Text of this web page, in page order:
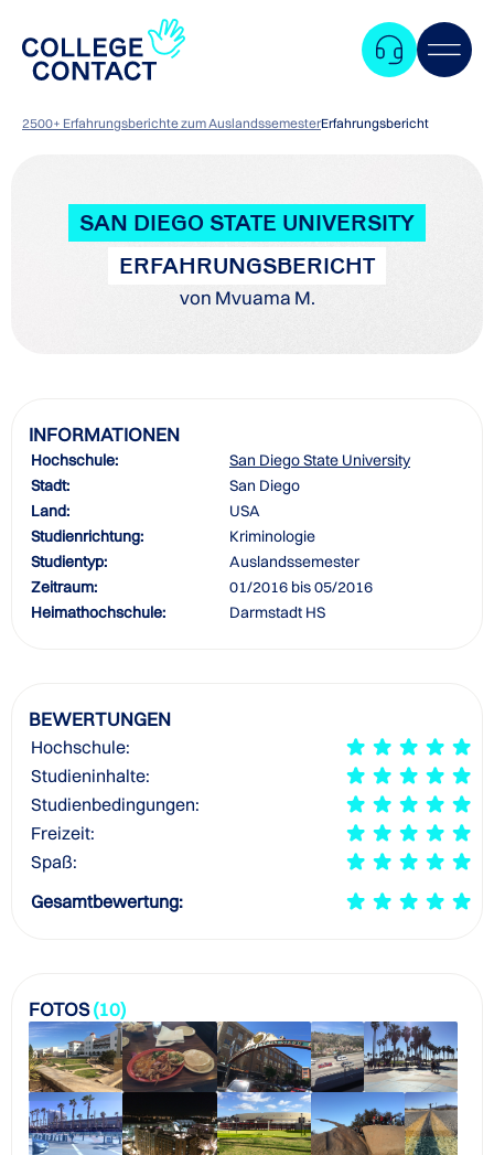
2500+ Erfahrungsberichte zum AuslandssemesterErfahrungsbericht
SAN DIEGO STATE UNIVERSITY
ERFAHRUNGSBERICHT
von Mvuama M.
INFORMATIONEN
Hochschule:
San Diego State University
Stadt:
San Diego
Land:
USA
Studienrichtung:
Kriminologie
Studientyp:
Auslandssemester
Zeitraum:
01/2016 bis 05/2016
Heimathochschule:
Darmstadt HS
BEWERTUNGEN
Hochschule:
Studieninhalte:
Studienbedingungen:
Freizeit:
Spaß:
Gesamtbewertung:
FOTOS(10)